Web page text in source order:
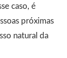
caso, é
próximas
natural da